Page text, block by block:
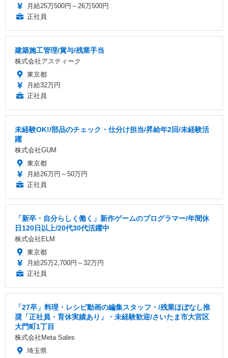
月給25万500円～26万500円
正社員
建築施工管理/賞与/残業手当
株式会社アスティーク
東京都
月給32万円
正社員
未経験OK!/部品のチェック・仕分け担当/昇給年2回/未経験活
躍
株式会社GUM
東京都
月給26万円～50万円
正社員
「新卒・自分らしく働く」新作ゲームのプログラマー/年間休
日120日以上/20代30代活躍中
株式会社ELM
東京都
月給25万2,700円～32万円
正社員
「27卒」料理・レシピ動画の編集スタッフ・/残業ほぼなし推
奨「正社員・育休実績あり」・未経験歓迎/さいたま市大宮区
大門町1丁目
株式会社Meta Sales
埼玉県